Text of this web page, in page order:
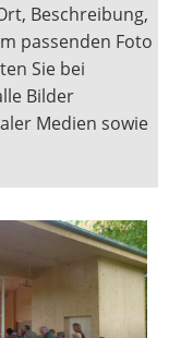
Beschreibung,
passenden Foto
Sie bei
Bilder
Medien sowie